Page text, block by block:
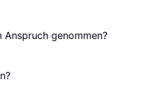
Anspruch genommen?